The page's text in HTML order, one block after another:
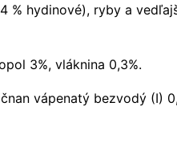
% hydinové), ryby a
3%, vláknina 0,3%.
vápenatý bezvodý (I)